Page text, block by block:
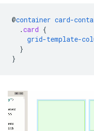
@container card-
.card {
grid-template-
}
}